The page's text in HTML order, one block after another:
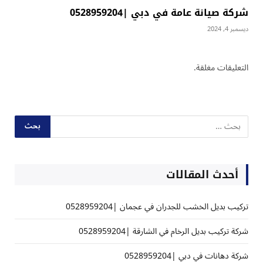
شركة صيانة عامة في دبي |0528959204
ديسمبر 4, 2024
التعليقات مغلقة.
أحدث المقالات
تركيب بديل الخشب للجدران في عجمان |0528959204
شركة تركيب بديل الرخام في الشارقة |0528959204
شركة دهانات في دبي |0528959204